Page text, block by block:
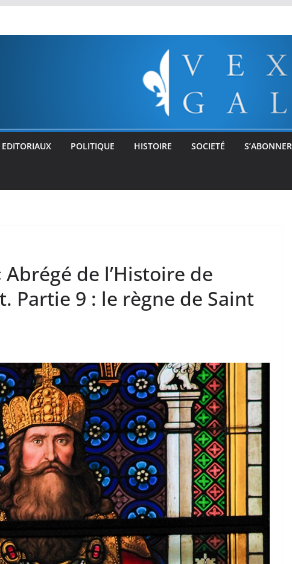
EDITORIAUX POLITIQUE HISTOIRE SOCIETÉ
de l’Histoire de
Partie 9 : le règne de Saint